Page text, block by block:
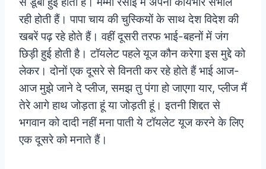
रही होती हैं। पापा चाय की चुस्कियों के साथ देश विदेश की
खबरें पढ़ रहे होते हैं। वहीं दूसरी तरफ भाई-बहनों में जंग
छिड़ी हुई होती है। टॉयलेट पहले यूज कौन करेगा इस मुद्दे को
लेकर। दोनों एक दूसरे से विनती कर रहे होते हैं भाई आज-
आज मुझे जाने दे प्लीज, समझ तु पंगा हो जाएगा यार, प्लीज मैं
तेरे आगे हाथ जोड़ता हूं या जोड़ती हूं। इतनी शिद्दत से
भगवान को दादी नहीं मना पाती ये टॉयलेट यूज करने के लिए
एक दूसरे को मनाते हैं।